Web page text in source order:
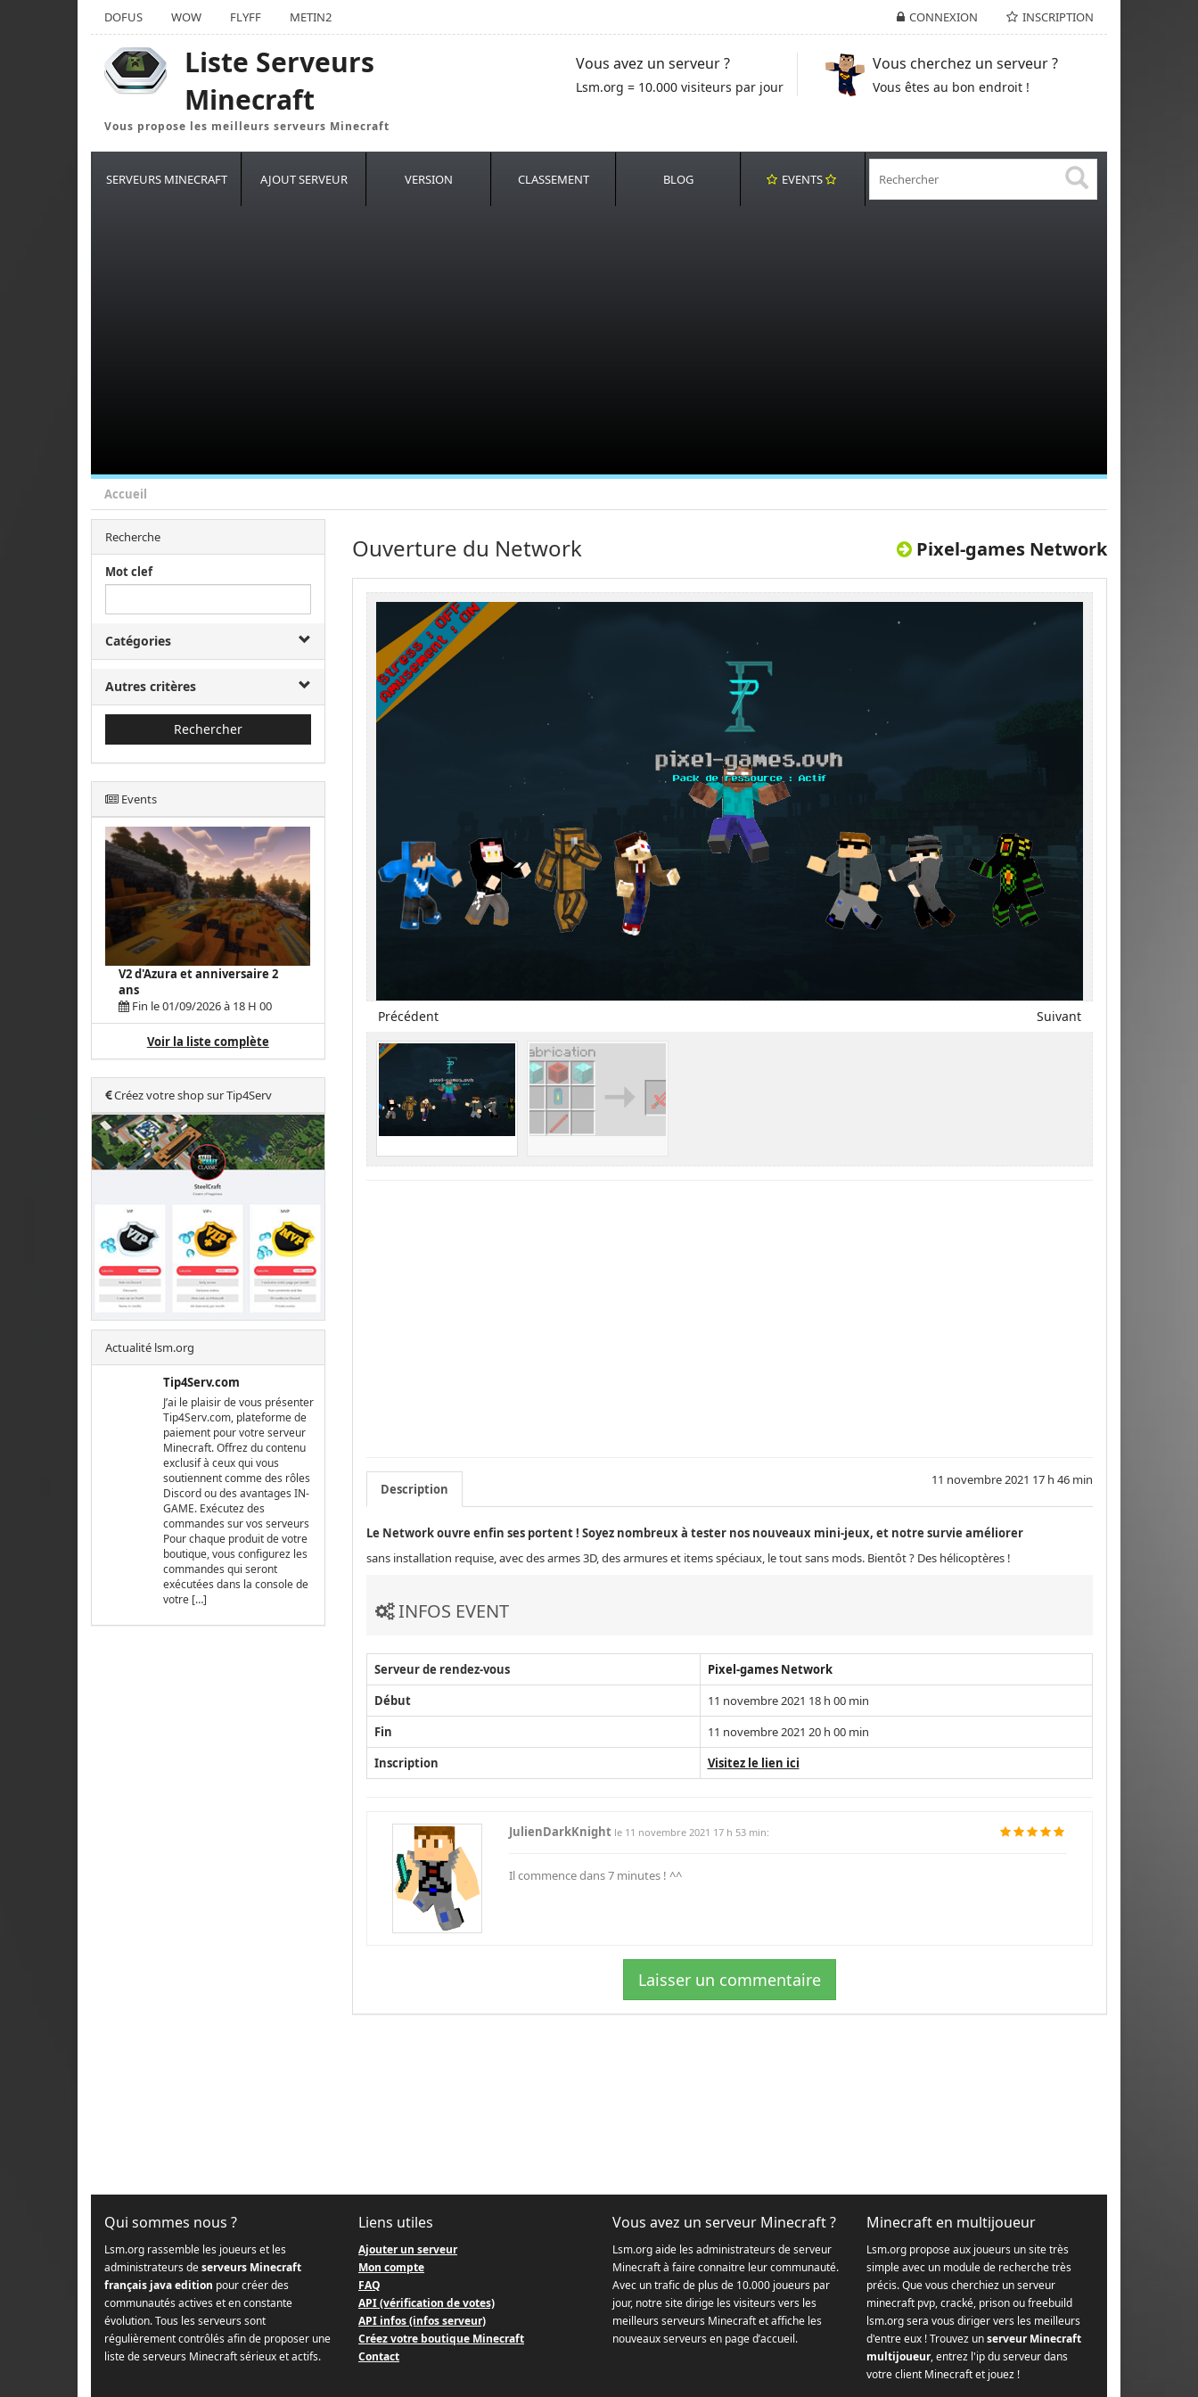
CONNEXION INSCRIPTION
DOFUS WOW FLYFF METIN2
Liste Serveurs
Minecraft
Vous propose les meilleurs serveurs Minecraft
Vous avez un serveur ?
Lsm.org = 10.000 visiteurs par jour
Vous cherchez un serveur ?
Vous êtes au bon endroit !
SERVEURS MINECRAFT AJOUT SERVEUR VERSION CLASSEMENT BLOG EVENTS
Accueil
Recherche
Mot clef
Catégories
Autres critères
Rechercher
Events
V2 d'Azura et anniversaire 2
ans
Fin le 01/09/2026 à 18 H 00
Voir la liste complète
Créez votre shop sur Tip4Serv
Actualité lsm.org
Tip4Serv.com
J’ai le plaisir de vous présenter
Tip4Serv.com, plateforme de
paiement pour votre serveur
Minecraft. Offrez du contenu
exclusif à ceux qui vous
soutiennent comme des rôles
Discord ou des avantages IN-
GAME. Exécutez des
commandes sur vos serveurs
Pour chaque produit de votre
boutique, vous configurez les
commandes qui seront
exécutées dans la console de
votre […]
Pixel-games Network
Ouverture du Network
Précédent Suivant
11 novembre 2021 17 h 46 min
Description
Le Network ouvre enfin ses portent ! Soyez nombreux à tester nos nouveaux mini-jeux, et notre survie améliorer
sans installation requise, avec des armes 3D, des armures et items spéciaux, le tout sans mods. Bientôt ? Des hélicoptères !
INFOS EVENT
Serveur de rendez-vous
Pixel-games Network
Début
11 novembre 2021 18 h 00 min
Fin
11 novembre 2021 20 h 00 min
Inscription
Visitez le lien ici
JulienDarkKnight le 11 novembre 2021 17 h 53 min:
Il commence dans 7 minutes ! ^^
Laisser un commentaire
Qui sommes nous ?
Lsm.org rassemble les joueurs et les
administrateurs deserveurs Minecraft
français java edition pour créer des
communautés actives et en constante
évolution. Tous les serveurs sont
régulièrement contrôlés afin de proposer une
liste de serveurs Minecraft sérieux et actifs.
Liens utiles
Ajouter un serveur
Mon compte
FAQ
API (vérification de votes)
API infos (infos serveur)
Créez votre boutique Minecraft
Contact
Vous avez un serveur Minecraft ?
Lsm.org aide les administrateurs de serveur
Minecraft à faire connaitre leur communauté.
Avec un trafic de plus de 10.000 joueurs par
jour, notre site dirige les visiteurs vers les
meilleurs serveurs Minecraft et affiche les
nouveaux serveurs en page d’accueil.
Minecraft en multijoueur
Lsm.org propose aux joueurs un site très
simple avec un module de recherche très
précis. Que vous cherchiez un serveur
minecraft pvp, cracké, prison ou freebuild
lsm.org sera vous diriger vers les meilleurs
d'entre eux ! Trouvez unserveur Minecraft
multijoueur, entrez l'ip du serveur dans
votre client Minecraft et jouez !